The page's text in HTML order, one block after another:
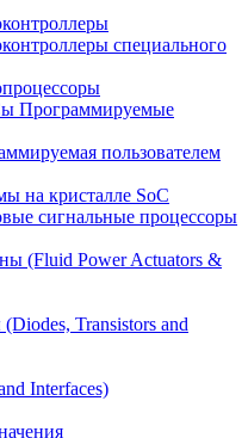
специального
Программируемые
пользователем
на кристалле SoC
сигнальные процессоры
(Fluid Power Actuators &
Transistors and
Interfaces)